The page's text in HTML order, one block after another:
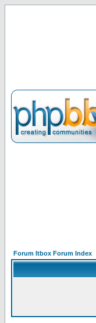
Forum Itbox Forum Index